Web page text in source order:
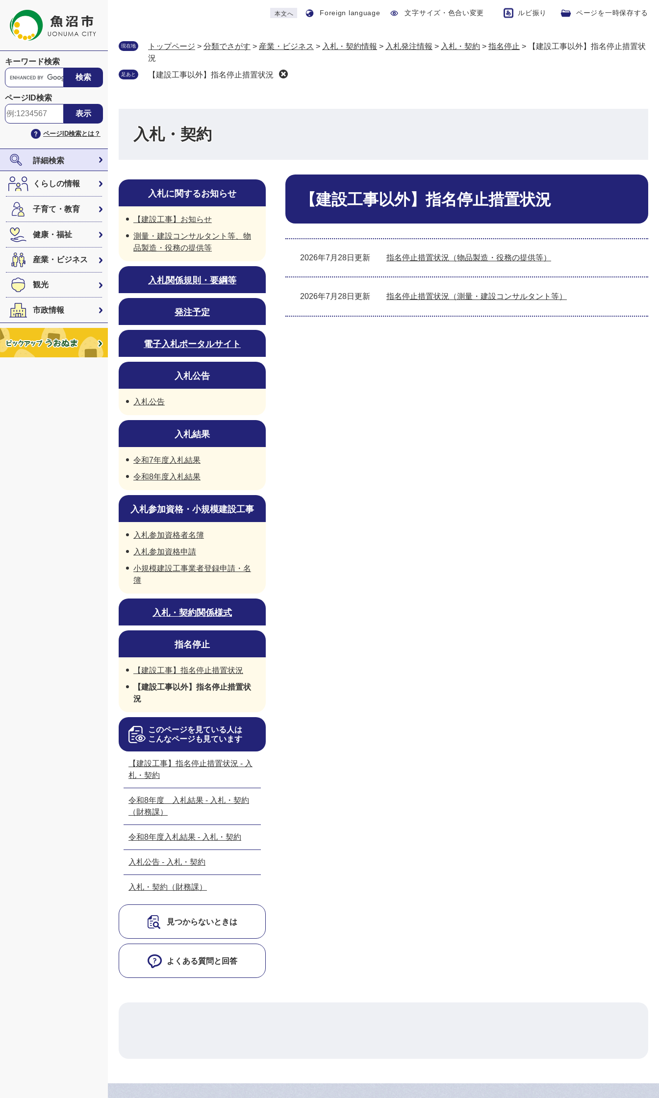
本文へ Foreign language 文字サイズ・色合い変更 ルビ振り ページを一時保存する
キーワード検索
G
o
o
g
ス
タ
ム
検
索
ページID検索
ページID検索とは？
詳細検索
くらしの情報
子育て・教育
健康・福祉
産業・ビジネス
観光
市政情報
現在地 トップページ > 分類でさがす > 産業・ビジネス > 入札・契約情報 > 入札発注情報 > 入札・契約 > 指名停止 >
【建設工事以外】指名停止措置状
況
足あと 【建設工事以外】指名停止措置状況
入札・契約
本
【建設工事以外】指名停止措置状況
2026年7月28日更新 指名停止措置状況（物品製造・役務の提供等）
2026年7月28日更新 指名停止措置状況（測量・建設コンサルタント等）
入札に関するお知らせ
【建設工事】お知らせ
測量・建設コンサルタント等、物
品製造・役務の提供等
入札関係規則・要綱等
発注予定
電子入札ポータルサイト
入札公告
入札公告
入札結果
令和7年度入札結果
令和8年度入札結果
入札参加資格・小規模建設工事
入札参加資格者名簿
入札参加資格申請
小規模建設工事業者登録申請・名
簿
入札・契約関係様式
指名停止
【建設工事】指名停止措置状況
【建設工事以外】指名停止措置状
況
このページを見ている人は
こんなページも見ています
【建設工事】指名停止措置状況 - 入
札・契約
令和8年度 入札結果 - 入札・契約
（財務課）
令和8年度入札結果 - 入札・契約
入札公告 - 入札・契約
入札・契約（財務課）
見つからないときは
よくある質問と回答